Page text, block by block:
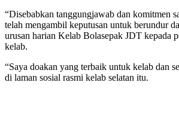
“Disebabkan tanggungjawab dan komitmen
telah mengambil keputusan untuk berundur
urusan harian Kelab Bolasepak JDT kepada
kelab.
“Saya doakan yang terbaik untuk kelab dan
di laman sosial rasmi kelab selatan itu.